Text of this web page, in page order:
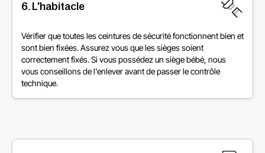
6. L'habitacle
Vérifier que toutes les ceintures de sécurité fonctionnent bien et
sont bien fixées. Assurez vous que les sièges soient
correctement fixés. Si vous possédez un siège bébé, nous
vous conseillons de l'enlever avant de passer le contrôle
technique.